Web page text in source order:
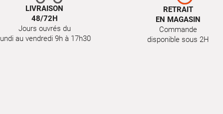
LIVRAISON
48/72H
Jours ouvrés du
lundi au vendredi 9h à 17h30
RETRAIT
EN MAGASIN
Commande
disponible sous 2H